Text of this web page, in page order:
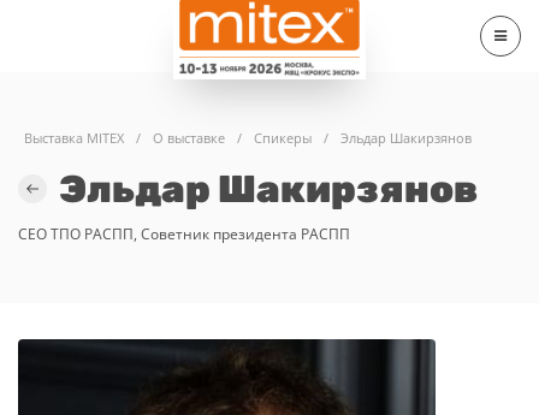
Выставка MITEX / О выставке / Спикеры / Эльдар Шакирзянов
Эльдар Шакирзянов
СЕО ТПО РАСПП, Советник президента РАСПП